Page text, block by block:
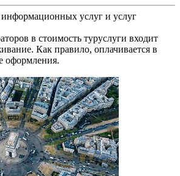
информационных услуг и услуг
в стоимость туруслуги входит
Как правило, оплачивается в
оформления.